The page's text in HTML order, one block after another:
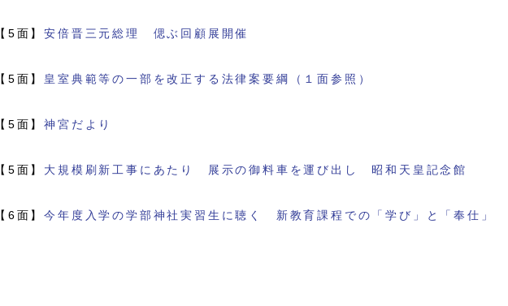
【5面】安倍晋三元総理 偲ぶ回顧展開催
【5面】 皇室典範等の一部を改正する法律案要綱（１面参照）
【5面】神宮だより
【5面】 大規模刷新工事にあたり 展示の御料車を運び出し 昭和天皇記念館
【6面】今年度入学の学部神社実習生に聴く 新教育課程での「学び」と「奉仕